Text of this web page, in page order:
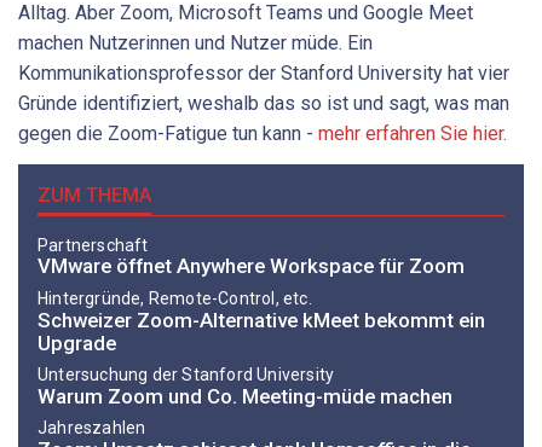
Alltag. Aber Zoom, Microsoft Teams und Google Meet
machen Nutzerinnen und Nutzer müde. Ein
Kommunikationsprofessor der Stanford University hat vier
Gründe identifiziert, weshalb das so ist und sagt, was man
gegen die Zoom-Fatigue tun kann - mehr erfahren Sie hier.
ZUM THEMA
Partnerschaft
VMware öffnet Anywhere Workspace für Zoom
Hintergründe, Remote-Control, etc.
Schweizer Zoom-Alternative kMeet bekommt ein
Upgrade
Untersuchung der Stanford University
Warum Zoom und Co. Meeting-müde machen
Jahreszahlen